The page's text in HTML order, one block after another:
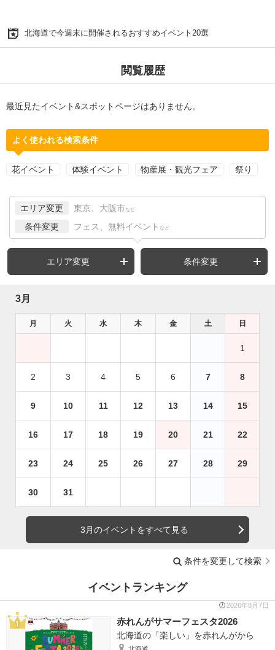
北海道で今週末に開催されるおすすめイベント20選
閲覧履歴
最近見たイベント&スポットページはありません。
よく使われる検索条件
花イベント 体験イベント 物産展・観光フェア 祭り
エリア変更 東京、大阪市 など
条件変更 フェス、無料イベント など
エリア変更 条件変更
3月
月 火 水 木 金 土 日
1
2 3 4 5 6 7 8
9 10 11 12 13 14 15
16 17 18 19 20 21 22
23 24 25 26 27 28 29
30 31
3月のイベントをすべて見る
条件を変更して検索
イベントランキング
2026年8月7日
赤れんがサマーフェスタ2026
北海道の「楽しい」を赤れんがから